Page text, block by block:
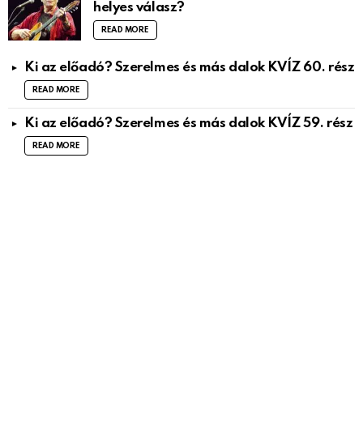
helyes válasz?
READ MORE
Ki az előadó? Szerelmes és más dalok KVÍZ 60. rész
READ MORE
Ki az előadó? Szerelmes és más dalok KVÍZ 59. rész
READ MORE